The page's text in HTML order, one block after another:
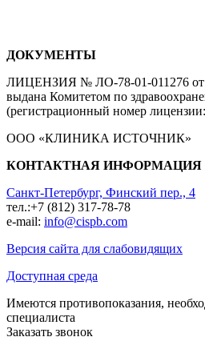
ДОКУМЕНТЫ
ЛИЦЕНЗИЯ № ЛО-78-01-011276 от
выдана Комитетом по
(регистрационный номер
ООО «КЛИНИКА ИСТОЧНИК»
КОНТАКТНАЯ ИНФОРМАЦИЯ
Санкт-Петербург, Финский пер., 4
тел.:+7 (812) 317-78-78
e-mail: info@cispb.com
Версия сайта для слабовидящих
Доступная среда
Имеются противопоказания,
специалиста
Заказать звонок